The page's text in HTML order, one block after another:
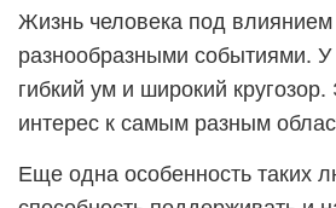
Жизнь человека под
разнообразными событиями.
гибкий ум и широкий
интерес к самым разным
Еще одна особенность таких